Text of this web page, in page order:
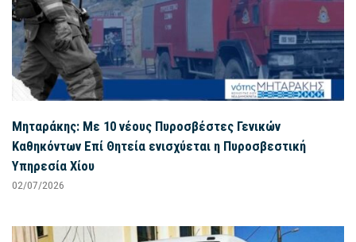
Μηταράκης: Με 10 νέους Πυροσβέστες Γενικών
Καθηκόντων Επί Θητεία ενισχύεται η Πυροσβεστική
Υπηρεσία Χίου
02/07/2026